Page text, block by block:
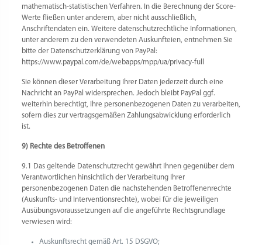
mathematisch-statistischen Verfahren. In die Berechnung der Score-
Werte fließen unter anderem, aber nicht ausschließlich,
Anschriftendaten ein. Weitere datenschutzrechtliche Informationen,
unter anderem zu den verwendeten Auskunfteien, entnehmen Sie
bitte der Datenschutzerklärung von PayPal:
https://www.paypal.com/de/webapps/mpp/ua/privacy-full
Sie können dieser Verarbeitung Ihrer Daten jederzeit durch eine
Nachricht an PayPal widersprechen. Jedoch bleibt PayPal ggf.
weiterhin berechtigt, Ihre personenbezogenen Daten zu verarbeiten,
sofern dies zur vertragsgemäßen Zahlungsabwicklung erforderlich
ist.
9) Rechte des Betroffenen
9.1 Das geltende Datenschutzrecht gewährt Ihnen gegenüber dem
Verantwortlichen hinsichtlich der Verarbeitung Ihrer
personenbezogenen Daten die nachstehenden Betroffenenrechte
(Auskunfts- und Interventionsrechte), wobei für die jeweiligen
Ausübungsvoraussetzungen auf die angeführte Rechtsgrundlage
verwiesen wird:
Auskunftsrecht gemäß Art. 15 DSGVO;